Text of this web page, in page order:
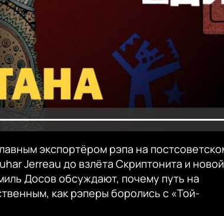
экспортёром рэпа на
Jerreau до взлёта Скриптонита и новой
Досов обсуждают, почему путь на
как рэперы боролись с «Той-